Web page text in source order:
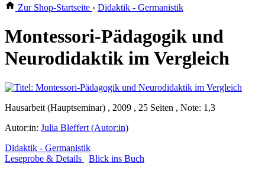
Zur Shop-Startseite › Didaktik - Germanistik
Montessori-Pädagogik und
Neurodidaktik im Vergleich
Hausarbeit (Hauptseminar) , 2009 , 25 Seiten , Note: 1,3
Autor:in: Julia Bleffert (Autor:in)
Didaktik - Germanistik
Leseprobe & Details
Blick ins Buch